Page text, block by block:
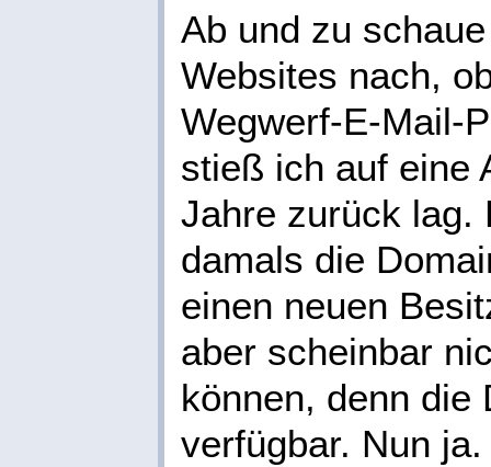
Ab und zu
Websites nach,
Wegwerf-E-Mail-
stieß ich auf eine
Jahre zurück lag.
damals die
einen neuen
aber scheinbar
können, denn die
verfügbar. Nun